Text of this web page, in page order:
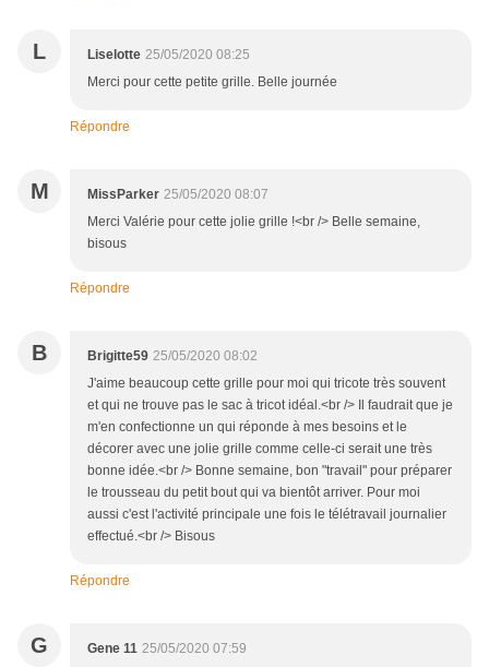
L Liselotte 25/05/2020 08:25
Merci pour cette petite grille. Belle journée
Répondre
M MissParker 25/05/2020 08:07
Merci Valérie pour cette jolie grille !<br /> Belle semaine,
bisous
Répondre
B Brigitte59 25/05/2020 08:02
J'aime beaucoup cette grille pour moi qui tricote très souvent
et qui ne trouve pas le sac à tricot idéal.<br /> Il faudrait que je
m'en confectionne un qui réponde à mes besoins et le
décorer avec une jolie grille comme celle-ci serait une très
bonne idée.<br /> Bonne semaine, bon "travail" pour préparer
le trousseau du petit bout qui va bientôt arriver. Pour moi
aussi c'est l'activité principale une fois le télétravail journalier
effectué.<br /> Bisous
Répondre
G Gene 11 25/05/2020 07:59